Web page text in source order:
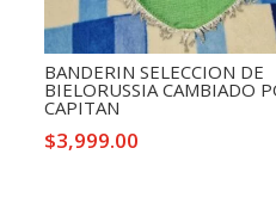
BANDERIN SELECCION DE
BIELORUSSIA CAMBIADO
CAPITAN
$3,999.00